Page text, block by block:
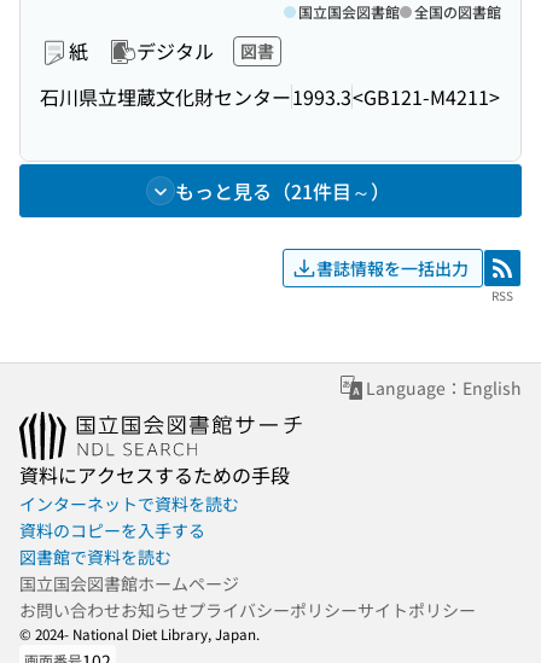
紙 デジタル 図書
石川県立埋蔵文化財センター1993.3<GB121-M4211>
国立国会図書館 全国の図書館
もっと見る（21件目～）
書誌情報を一括出力 RSS
RSS
Language：English
資料にアクセスするための手段
インターネットで資料を読む
資料のコピーを入手する
図書館で資料を読む
国立国会図書館ホームページ
お問い合わせお知らせプライバシーポリシーサイトポリシー
© 2024- National Diet Library, Japan.